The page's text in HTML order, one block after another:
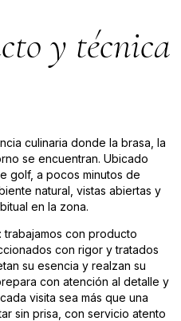
y técnica
culinaria donde la brasa, la
se encuentran. Ubicado
golf, a pocos minutos de
natural, vistas abiertas y
en la zona.
con producto
con rigor y tratados
su esencia y realzan su
con atención al detalle y
visita sea más que una
sin prisa, con servicio atento